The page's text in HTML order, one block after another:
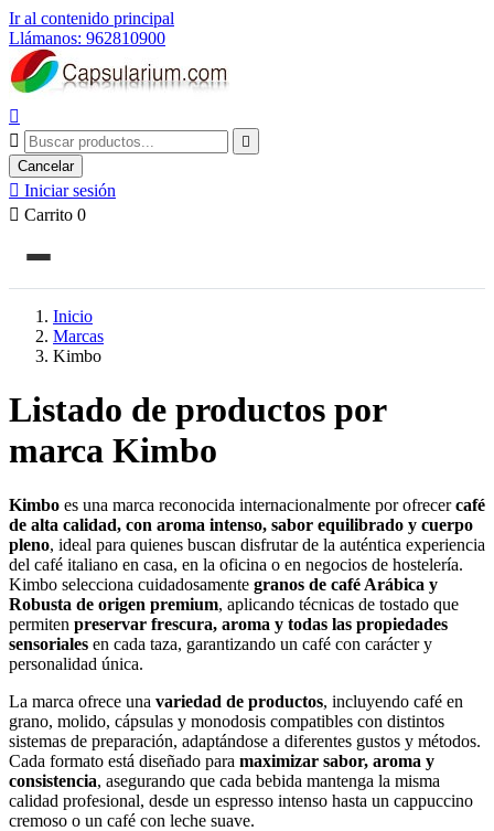
Ir al contenido principal
Llámanos: 962810900



Cancelar
 Iniciar sesión
 Carrito 0
Inicio
Marcas
Kimbo
Listado de productos por
marca Kimbo
Kimbo es una marca reconocida internacionalmente por ofrecercafé
de alta calidad, con aroma intenso, sabor equilibrado y cuerpo
pleno, ideal para quienes buscan disfrutar de la auténtica experiencia
del café italiano en casa, en la oficina o en negocios de hostelería.
Kimbo selecciona cuidadosamente granos de café Arábica y
Robusta de origen premium, aplicando técnicas de tostado que
permiten preservar frescura, aroma y todas las propiedades
sensoriales en cada taza, garantizando un café con carácter y
personalidad única.
La marca ofrece una variedad de productos, incluyendo café en
grano, molido, cápsulas y monodosis compatibles con distintos
sistemas de preparación, adaptándose a diferentes gustos y métodos.
Cada formato está diseñado para maximizar sabor, aroma y
consistencia, asegurando que cada bebida mantenga la misma
calidad profesional, desde un espresso intenso hasta un cappuccino
cremoso o un café con leche suave.